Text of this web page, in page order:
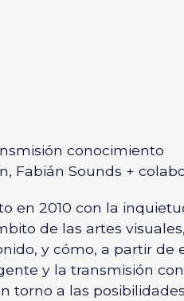
conocimiento
Fabián Sounds +
en 2010 con la
de las artes
y cómo, a partir de
y la transmisión
torno a las